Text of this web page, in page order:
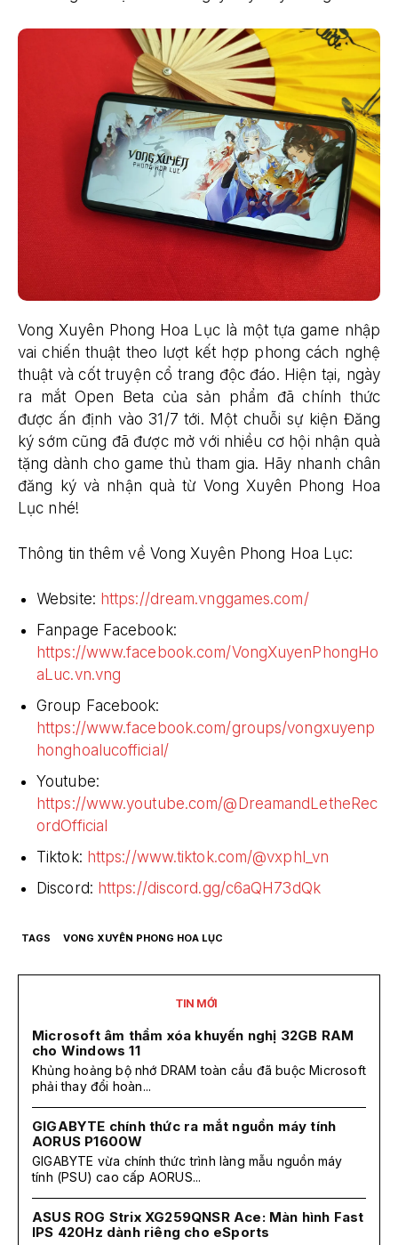
Vong Xuyên Phong Hoa Lục là một tựa game nhập
vai chiến thuật theo lượt kết hợp phong cách nghệ
thuật và cốt truyện cổ trang độc đáo. Hiện tại, ngày
ra mắt Open Beta của sản phẩm đã chính thức
được ấn định vào 31/7 tới. Một chuỗi sự kiện Đăng
ký sớm cũng đã được mở với nhiều cơ hội nhận quà
tặng dành cho game thủ tham gia. Hãy nhanh chân
đăng ký và nhận quà từ Vong Xuyên Phong Hoa
Lục nhé!
Thông tin thêm về Vong Xuyên Phong Hoa Lục:
Website: https://dream.vnggames.com/
Fanpage Facebook:
https://www.facebook.com/VongXuyenPhongHo
aLuc.vn.vng
Group Facebook:
https://www.facebook.com/groups/vongxuyenp
honghoalucofficial/
Youtube:
https://www.youtube.com/@DreamandLetheRec
ordOfficial
Tiktok: https://www.tiktok.com/@vxphl_vn
Discord: https://discord.gg/c6aQH73dQk
TAGS VONG XUYÊN PHONG HOA LỤC
TIN MỚI
Microsoft âm thầm xóa khuyến nghị 32GB RAM
cho Windows 11
Khủng hoảng bộ nhớ DRAM toàn cầu đã buộc Microsoft
phải thay đổi hoàn...
GIGABYTE chính thức ra mắt nguồn máy tính
AORUS P1600W
GIGABYTE vừa chính thức trình làng mẫu nguồn máy
tính (PSU) cao cấp AORUS...
ASUS ROG Strix XG259QNSR Ace: Màn hình Fast
IPS 420Hz dành riêng cho eSports